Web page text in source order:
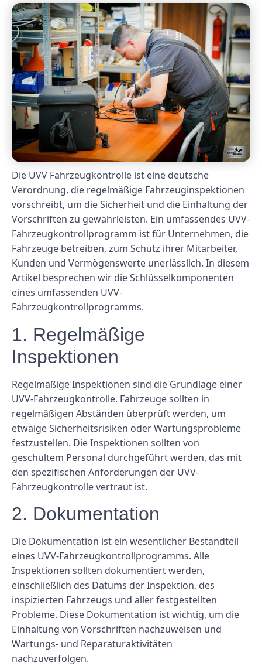
Die UVV Fahrzeugkontrolle ist eine deutsche
Verordnung, die regelmäßige Fahrzeuginspektionen
vorschreibt, um die Sicherheit und die Einhaltung der
Vorschriften zu gewährleisten. Ein umfassendes UVV-
Fahrzeugkontrollprogramm ist für Unternehmen, die
Fahrzeuge betreiben, zum Schutz ihrer Mitarbeiter,
Kunden und Vermögenswerte unerlässlich. In diesem
Artikel besprechen wir die Schlüsselkomponenten
eines umfassenden UVV-
Fahrzeugkontrollprogramms.
1. Regelmäßige
Inspektionen
Regelmäßige Inspektionen sind die Grundlage einer
UVV-Fahrzeugkontrolle. Fahrzeuge sollten in
regelmäßigen Abständen überprüft werden, um
etwaige Sicherheitsrisiken oder Wartungsprobleme
festzustellen. Die Inspektionen sollten von
geschultem Personal durchgeführt werden, das mit
den spezifischen Anforderungen der UVV-
Fahrzeugkontrolle vertraut ist.
2. Dokumentation
Die Dokumentation ist ein wesentlicher Bestandteil
eines UVV-Fahrzeugkontrollprogramms. Alle
Inspektionen sollten dokumentiert werden,
einschließlich des Datums der Inspektion, des
inspizierten Fahrzeugs und aller festgestellten
Probleme. Diese Dokumentation ist wichtig, um die
Einhaltung von Vorschriften nachzuweisen und
Wartungs- und Reparaturaktivitäten
nachzuverfolgen.